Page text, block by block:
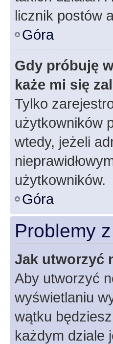
licznik postów
Góra
Gdy próbuję
każe mi się
Tylko
użytkowników
wtedy, jeżeli
użytkowników.
Góra
Problemy
Jak utworzyć
Aby utworzyć
wyświetlaniu
wątku
każdym dziale